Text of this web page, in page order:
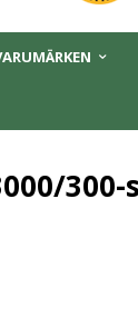
300-